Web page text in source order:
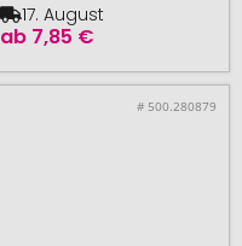
ab 7,85 €
17. August
# 500.280879